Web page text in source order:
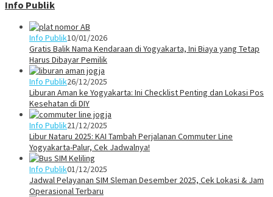
Info Publik
Info Publik10/01/2026
Gratis Balik Nama Kendaraan di Yogyakarta, Ini Biaya yang Tetap
Harus Dibayar Pemilik
Info Publik26/12/2025
Liburan Aman ke Yogyakarta: Ini Checklist Penting dan Lokasi Pos
Kesehatan di DIY
Info Publik21/12/2025
Libur Nataru 2025: KAI Tambah Perjalanan Commuter Line
Yogyakarta-Palur, Cek Jadwalnya!
Info Publik01/12/2025
Jadwal Pelayanan SIM Sleman Desember 2025, Cek Lokasi & Jam
Operasional Terbaru